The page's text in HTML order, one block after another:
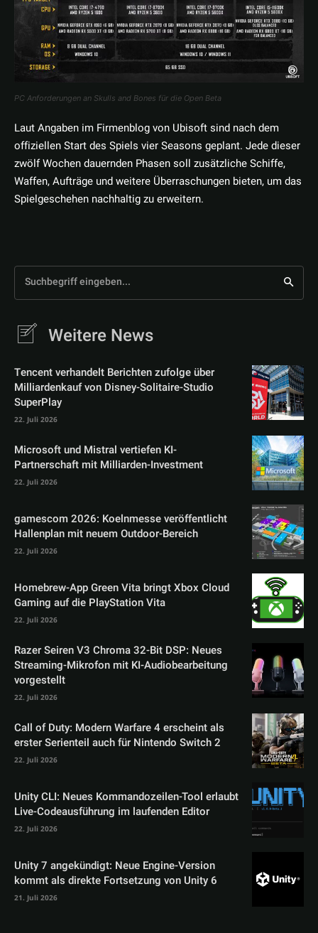
PC Anforderungen an Skulls and Bones für die Open Beta
Laut Angaben im Firmenblog von Ubisoft sind nach dem
offiziellen Start des Spiels vier Seasons geplant. Jede dieser
zwölf Wochen dauernden Phasen soll zusätzliche Schiffe,
Waffen, Aufträge und weitere Überraschungen bieten, um das
Spielgeschehen nachhaltig zu erweitern.
Suchbegriff eingeben...
Weitere News
Tencent verhandelt Berichten zufolge über
Milliardenkauf von Disney-Solitaire-Studio
SuperPlay
22. Juli 2026
Microsoft und Mistral vertiefen KI-
Partnerschaft mit Milliarden-Investment
22. Juli 2026
gamescom 2026: Koelnmesse veröffentlicht
Hallenplan mit neuem Outdoor-Bereich
22. Juli 2026
Homebrew-App Green Vita bringt Xbox Cloud
Gaming auf die PlayStation Vita
22. Juli 2026
Razer Seiren V3 Chroma 32-Bit DSP: Neues
Streaming-Mikrofon mit KI-Audiobearbeitung
vorgestellt
22. Juli 2026
Call of Duty: Modern Warfare 4 erscheint als
erster Serienteil auch für Nintendo Switch 2
22. Juli 2026
Unity CLI: Neues Kommandozeilen-Tool erlaubt
Live-Codeausführung im laufenden Editor
22. Juli 2026
Unity 7 angekündigt: Neue Engine-Version
kommt als direkte Fortsetzung von Unity 6
21. Juli 2026